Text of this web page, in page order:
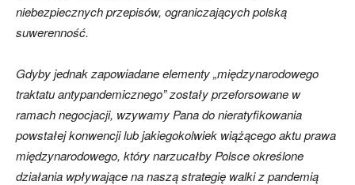
niebezpiecznych przepisów, ograniczających polską
suwerenność.
Gdyby jednak zapowiadane elementy „międzynarodowego
traktatu antypandemicznego” zostały przeforsowane w
ramach negocjacji, wzywamy Pana do nieratyfikowania
powstałej konwencji lub jakiegokolwiek wiążącego aktu prawa
międzynarodowego, który narzucałby Polsce określone
działania wpływające na naszą strategię walki z pandemią